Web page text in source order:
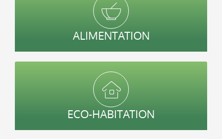
ALIMENTATION
ECO-HABITATION